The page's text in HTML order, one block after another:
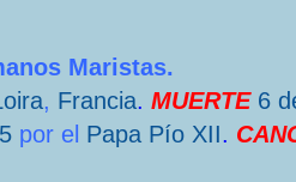
Maristas.
, Francia. MUERTE 6
por el Papa Pío XII.